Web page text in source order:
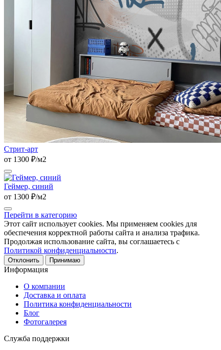
Стрит-арт
от 1300 ₽/м2
Геймер, синий
от 1300 ₽/м2
Перейти в категорию
Этот сайт использует cookies. Мы применяем cookies для
обеспечения корректной работы сайта и анализа трафика.
Продолжая использование сайта, вы соглашаетесь с
Политикой конфиденциальности.
Отклонить Принимаю
Информация
О компании
Доставка и оплата
Политика конфиденциальности
Блог
Фотогалерея
Служба поддержки